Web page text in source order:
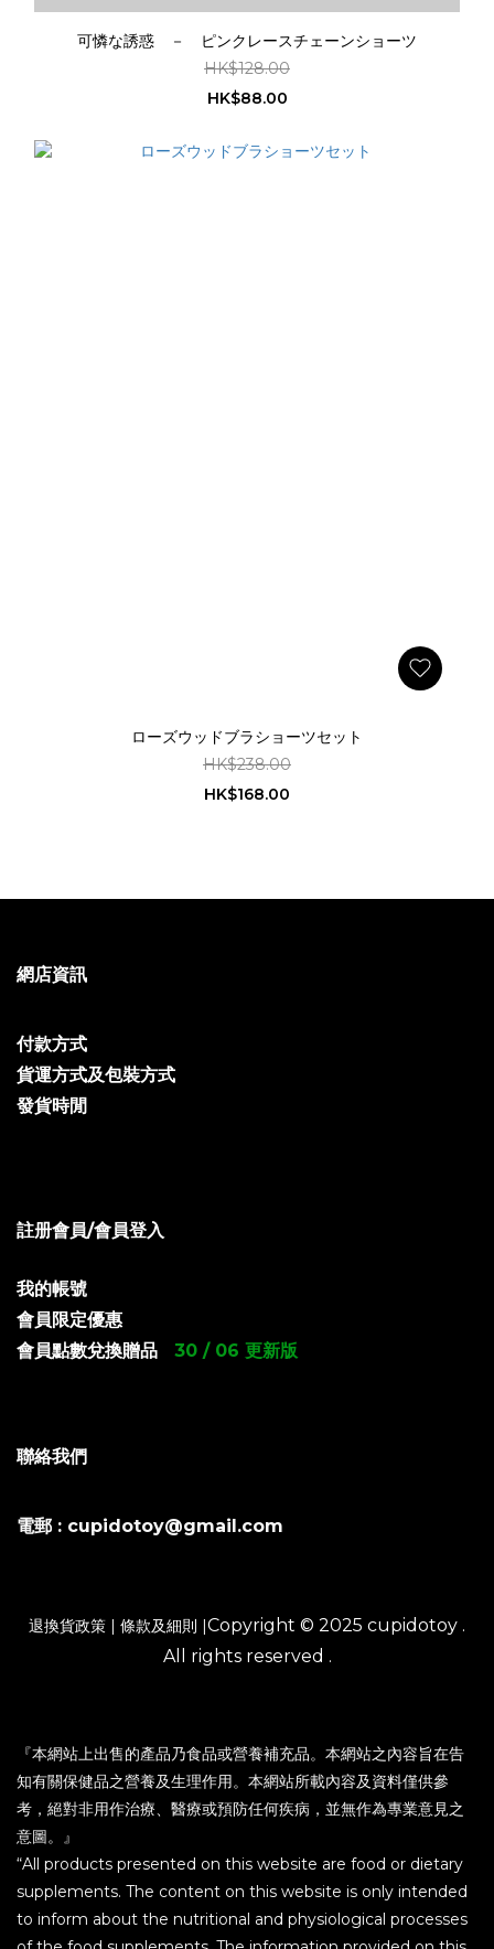
可憐な誘惑 － ピンクレースチェーンショーツ
HK$128.00
HK$88.00
ローズウッドブラショーツセット
HK$238.00
HK$168.00
網店資訊
付款方式
貨運方式及包裝方式
發貨時閒
註册會員/會員登入
我的帳號
會員限定優惠
會員點數兌換贈品
30 / 06 更新版
聯絡我們
電郵 : cupidotoy@gmail.com
退換貨政策 | 條款及細則 |Copyright © 2025 cupidotoy .
All rights reserved .
『本網站上出售的產品乃食品或營養補充品。本網站之內容旨在告
知有關保健品之營養及生理作用。本網站所載內容及資料僅供參
考，絕對非用作治療、醫療或預防任何疾病，並無作為專業意見之
意圖。』
“All products presented on this website are food or dietary
supplements. The content on this website is only intended
to inform about the nutritional and physiological processes